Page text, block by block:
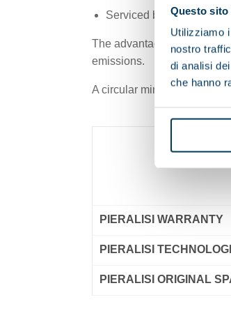
Questo
Utilizziamo
nostro
di analisi
che hanno
Serviced by authorized
The advantages are not
emissions.
A circular mindset that
PIERALISI WARRANTY
PIERALISI
PIERALISI ORIGINAL